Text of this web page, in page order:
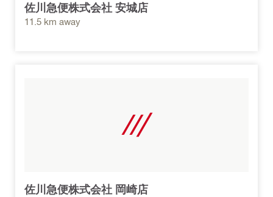
佐川急便株式会社 安城店
11.5 km away
佐川急便株式会社 岡崎店